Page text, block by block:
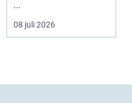
...
08 juli 2026